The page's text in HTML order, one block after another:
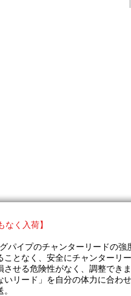
なく入荷】
パイプのチャンターリードの強
となく、安全にチャンターリ
せる危険性がなく、調整できま
リード」を自分の体力に合わ